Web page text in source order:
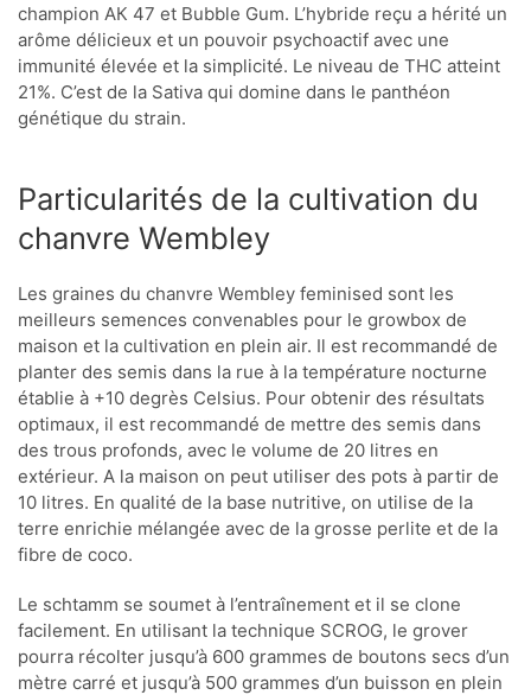
champion АК 47 et Bubble Gum. L’hybride reçu a hérité un
arôme délicieux et un pouvoir psychoactif avec une
immunité élevée et la simplicité. Le niveau de THC atteint
21%. C’est de la Sativa qui domine dans le panthéon
génétique du strain.
Particularités de la cultivation du
chanvre Wembley
Les graines du chanvre Wembley feminised sont les
meilleurs semences convenables pour le growbox de
maison et la cultivation en plein air. Il est recommandé de
planter des semis dans la rue à la température nocturne
établie à +10 degrès Celsius. Pour obtenir des résultats
optimaux, il est recommandé de mettre des semis dans
des trous profonds, avec le volume de 20 litres en
extérieur. A la maison on peut utiliser des pots à partir de
10 litres. En qualité de la base nutritive, on utilise de la
terre enrichie mélangée avec de la grosse perlite et de la
fibre de coco.
Le schtamm se soumet à l’entraînement et il se clone
facilement. En utilisant la technique SCROG, le grover
pourra récolter jusqu’à 600 grammes de boutons secs d’un
mètre carré et jusqu’à 500 grammes d’un buisson en plein